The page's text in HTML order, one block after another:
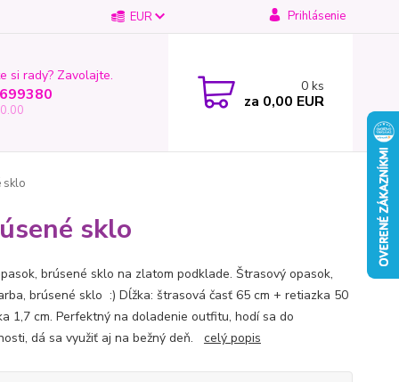
EUR Prihlásenie
si rady? Zavolajte.
0 ks
za 0,00 EUR
sklo
sklo
brúsené sklo na zlatom podklade. Štrasový opasok,
brúsené sklo :) Dĺžka: štrasová časť 65 cm + retiazka 50
1,7 cm. Perfektný na doladenie outfitu, hodí sa do
dá sa využiť aj na bežný deň. celý popis